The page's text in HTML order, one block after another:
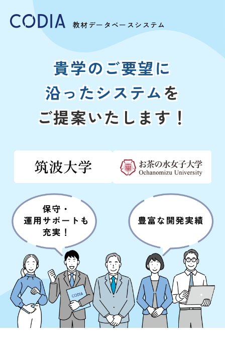
教材データベースシステム
貴学のご要望に
沿ったシステムを
ご提案いたします！